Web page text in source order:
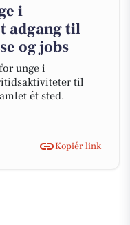
i
adgang til
og jobs
unge i
til
ét sted.
Kopiér link